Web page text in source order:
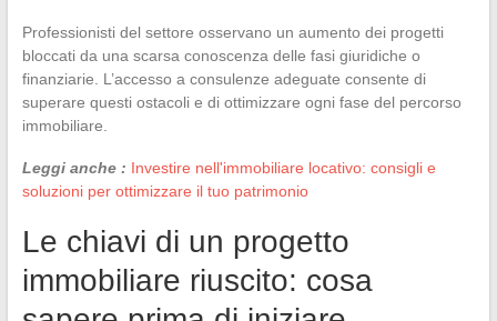
Professionisti del settore osservano un aumento dei progetti
bloccati da una scarsa conoscenza delle fasi giuridiche o
finanziarie. L’accesso a consulenze adeguate consente di
superare questi ostacoli e di ottimizzare ogni fase del percorso
immobiliare.
Leggi anche : Investire nell'immobiliare locativo: consigli e
soluzioni per ottimizzare il tuo patrimonio
Le chiavi di un progetto
immobiliare riuscito: cosa